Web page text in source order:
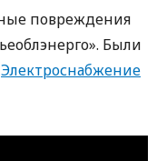
повреждения
Были
Электроснабжение